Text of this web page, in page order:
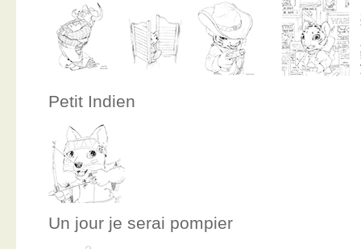
Petit Indien
Un jour je serai pompier